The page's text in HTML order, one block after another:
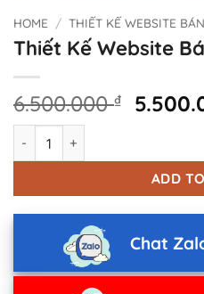
HOME / THIẾT KẾ WEBSITE
Thiết Kế Website
6.500.000₫
ADD
Chat